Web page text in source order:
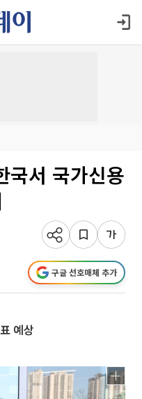
서 국가신용
구글 선호매체 추가
예상